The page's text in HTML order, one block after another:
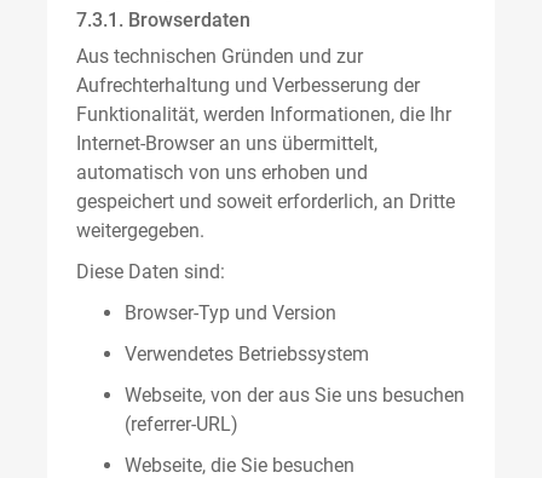
7.3.1. Browserdaten
Aus technischen Gründen und zur
Aufrechterhaltung und Verbesserung der
Funktionalität, werden Informationen, die Ihr
Internet-Browser an uns übermittelt,
automatisch von uns erhoben und
gespeichert und soweit erforderlich, an Dritte
weitergegeben.
Diese Daten sind:
Browser-Typ und Version
Verwendetes Betriebssystem
Webseite, von der aus Sie uns besuchen
(referrer-URL)
Webseite, die Sie besuchen